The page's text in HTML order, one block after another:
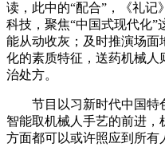
读，此中的“配合”，《礼
科技，聚焦“中国式现代化
能从动收灰；及时推演场
化的素质特征，送药机械人
治处方。
节目以习新时代中国特
智能取机械人手艺的前进，
方面都可以或许照应到所有